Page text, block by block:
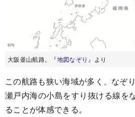
大阪釜山航路。 『地図なぞり』 より
この航路も狭い海域が多く、なぞ
瀬戸内海の小島をすり抜ける線を
ることが体感できる。